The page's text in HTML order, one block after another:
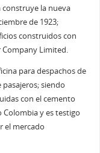
construye la nueva
de 1923;
construidos con
Company Limited.
para despachos de
pasajeros; siendo
con el cemento
y es testigo
el mercado